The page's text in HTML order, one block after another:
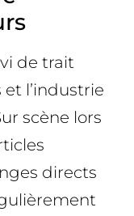
de trait
l’industrie
scène lors
directs